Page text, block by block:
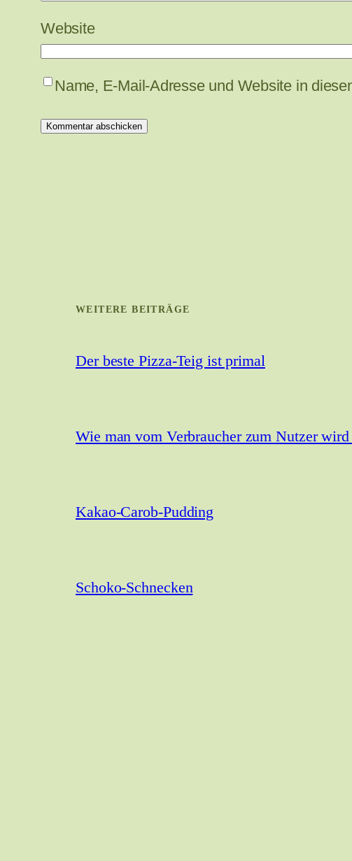
Website
Name, E-Mail-Adresse und Website in
WEITERE BEITRÄGE
Der beste Pizza-Teig ist primal
Wie man vom Verbraucher zum Nutzer
Kakao-Carob-Pudding
Schoko-Schnecken